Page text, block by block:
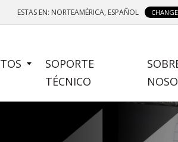
ESTAS EN: NORTEAMÉRICA, ESPAÑOL
SOPORTE
TÉCNICO